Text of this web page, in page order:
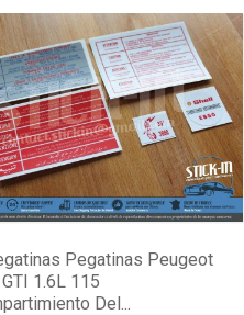
Pegatinas Peugeot
1.6L 115
Del...